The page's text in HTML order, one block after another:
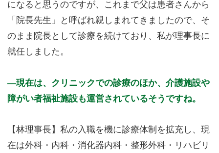
になると思うのですが、これまで父は患者さんから
「院長先生」と呼ばれ親しまれてきましたので、そ
のまま院長として診療を続けており、私が理事長に
就任しました。
現在は、クリニックでの診療のほか、介護施設や
障がい者福祉施設も運営されているそうですね。
【林理事長】私の入職を機に診療体制を拡充し、現
在は外科・内科・消化器内科・整形外科・リハビリ